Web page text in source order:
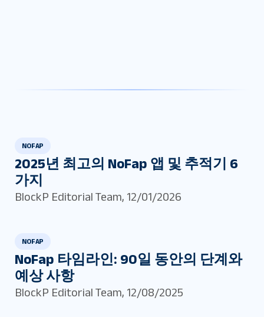
NOFAP
2025년 최고의 NoFap 앱 및 추적기 6
가지
BlockP Editorial Team, 12/01/2026
NOFAP
NoFap 타임라인: 90일 동안의 단계와
예상 사항
BlockP Editorial Team, 12/08/2025